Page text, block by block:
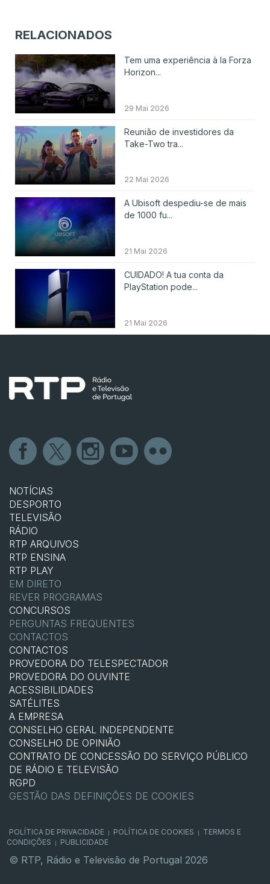
RELACIONADOS
Tem uma experiência à la Forza
Horizon...
29 Mai 2026
Reunião de investidores da
Take-Two tra...
22 Mai 2026
A Ubisoft despediu-se de mais
de 1000 fu...
21 Mai 2026
CUIDADO! A tua conta da
PlayStation pode...
21 Mai 2026
NOTÍCIAS
DESPORTO
TELEVISÃO
RÁDIO
RTP ARQUIVOS
RTP ENSINA
RTP PLAY
EM DIRETO
REVER PROGRAMAS
CONCURSOS
PERGUNTAS FREQUENTES
CONTACTOS
CONTACTOS
PROVEDORA DO TELESPECTADOR
PROVEDORA DO OUVINTE
ACESSIBILIDADES
SATÉLITES
A EMPRESA
CONSELHO GERAL INDEPENDENTE
CONSELHO DE OPINIÃO
CONTRATO DE CONCESSÃO DO SERVIÇO PÚBLICO
DE RÁDIO E TELEVISÃO
RGPD
GESTÃO DAS DEFINIÇÕES DE COOKIES
POLÍTICA DE PRIVACIDADE POLÍTICA DE COOKIES
TERMOS E
CONDIÇÕES
PUBLICIDADE
© RTP, Rádio e Televisão de Portugal 2026